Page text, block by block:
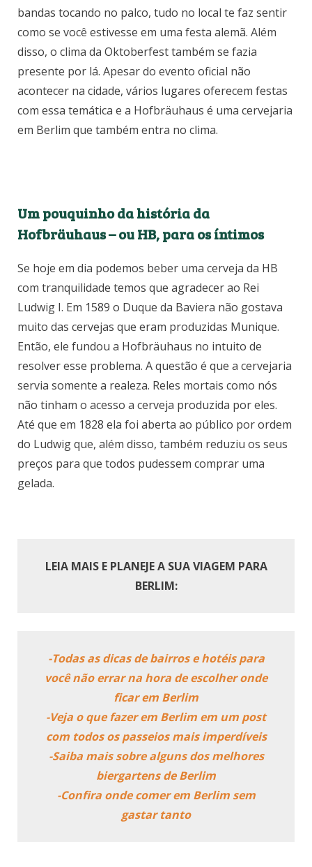
bandas tocando no palco, tudo no local te faz sentir
como se você estivesse em uma festa alemã. Além
disso, o clima da Oktoberfest também se fazia
presente por lá. Apesar do evento oficial não
acontecer na cidade, vários lugares oferecem festas
com essa temática e a Hofbräuhaus é uma cervejaria
em Berlim que também entra no clima.
Um pouquinho da história da
Hofbräuhaus – ou HB, para os íntimos
Se hoje em dia podemos beber uma cerveja da HB
com tranquilidade temos que agradecer ao Rei
Ludwig I. Em 1589 o Duque da Baviera não gostava
muito das cervejas que eram produzidas Munique.
Então, ele fundou a Hofbräuhaus no intuito de
resolver esse problema. A questão é que a cervejaria
servia somente a realeza. Reles mortais como nós
não tinham o acesso a cerveja produzida por eles.
Até que em 1828 ela foi aberta ao público por ordem
do Ludwig que, além disso, também reduziu os seus
preços para que todos pudessem comprar uma
gelada.
LEIA MAIS E PLANEJE A SUA VIAGEM PARA
BERLIM:
-Todas as dicas de bairros e hotéis para
você não errar na hora de escolher onde
ficar em Berlim
-Veja o que fazer em Berlim em um post
com todos os passeios mais imperdíveis
-Saiba mais sobre alguns dos melhores
biergartens de Berlim
-Confira onde comer em Berlim sem
gastar tanto